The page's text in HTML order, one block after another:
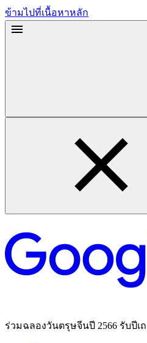
ข้ามไปที่เนื้อหาหลัก
ร่วมฉลองวันตรุษจีนปี 2566 รับปีเถ